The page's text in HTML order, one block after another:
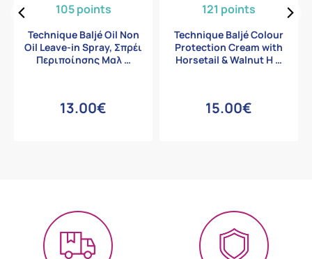
105 points
Technique Baljé Oil Non
Oil Leave-in Spray, Σπρέι
Περιποίησης Μαλ …
13.00€
121 points
Technique Baljé Colour
Protection Cream with
Horsetail & Walnut H …
15.00€